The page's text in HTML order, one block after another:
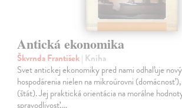
Antická ekonomika
Škvrnda František| Kniha
Svet antickej ekonomiky pred nami odhaľuje
hospodárenia nielen na mikroúrovni
(štát). Jej praktická orientácia na morálne
spravodlivosť,…